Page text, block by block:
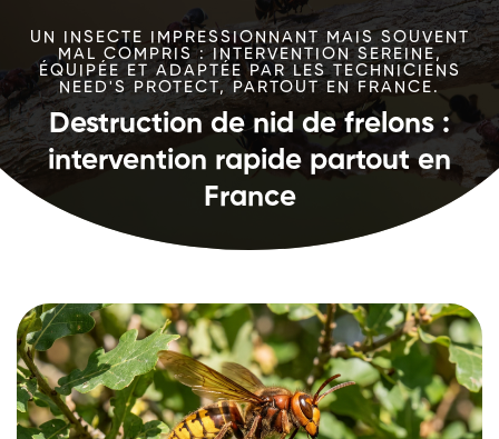
UN INSECTE IMPRESSIONNANT MAIS SOUVENT
MAL COMPRIS : INTERVENTION SEREINE,
ÉQUIPÉE ET ADAPTÉE PAR LES TECHNICIENS
NEED'S PROTECT, PARTOUT EN FRANCE.
Destruction de nid de frelons :
intervention rapide partout en
France